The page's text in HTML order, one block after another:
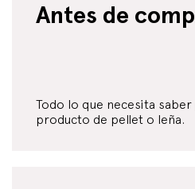
Antes de
Todo lo que necesita
producto de pellet o leña.